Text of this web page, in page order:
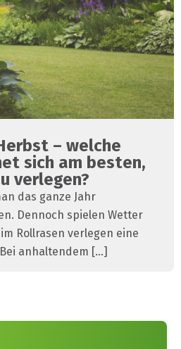
– welche
sich am besten,
verlegen?
das ganze Jahr
Dennoch spielen Wetter
Rollrasen verlegen eine
anhaltendem [...]